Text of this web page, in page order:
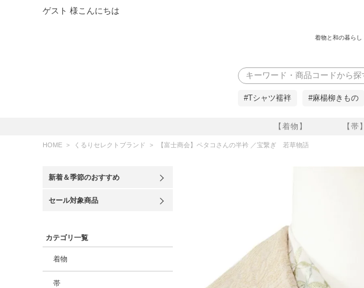
ゲスト 様こんにちは
着物と和の暮らし
【着物】 【帯】
検索
#Tシャツ襦袢 #麻楊柳きもの
HOME くるりセレクトブランド 【富士商会】ペタコさんの半衿 ／宝繋ぎ 若草物語
新着＆季節のおすすめ
セール対象商品
カテゴリ一覧
着物
帯